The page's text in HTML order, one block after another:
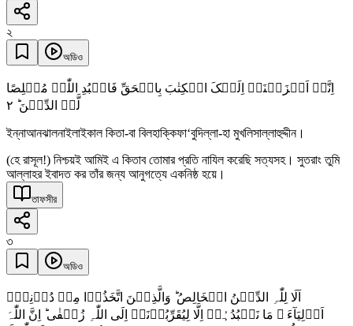
২
অডিও
اِنَّاۤ اَنۡزَلۡنَاۤ اِلَیۡکَ الۡکِتٰبَ بِالۡحَقِّ فَاعۡبُدِ اللّٰہَ مُخۡلِصًا
لَّہُ الدِّیۡنَ ؕ ٢
ইন্নাআনঝালনাইলাইকাল কিতা-বা বিলহাক্কিফা‘বুদিল্লা-হা মুখলিসাল্লাহুদ্দীন।
(হে রাসূল!) নিশ্চয়ই আমিই এ কিতাব তোমার প্রতি নাযিল করেছি সত্যসহ। সুতরাং তুমি
আল্লাহর ইবাদত কর তাঁর জন্য আনুগত্যে একনিষ্ঠ হয়ে।
তাফসীর
৩
অডিও
اَلَا لِلّٰہِ الدِّیۡنُ الۡخَالِصُ ؕ وَالَّذِیۡنَ اتَّخَذُوۡا مِنۡ دُوۡنِہٖۤ
اَوۡلِیَآءَ ۘ مَا نَعۡبُدُہُمۡ اِلَّا لِیُقَرِّبُوۡنَاۤ اِلَی اللّٰہِ زُلۡفٰی ؕ اِنَّ اللّٰہَ